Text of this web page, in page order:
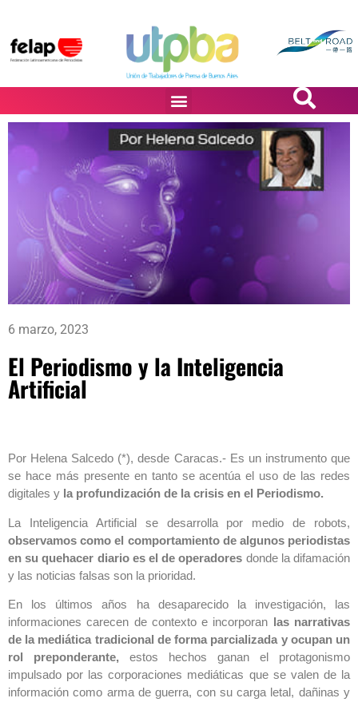
6 marzo, 2023
El Periodismo y la Inteligencia
Artificial
Por Helena Salcedo (*), desde Caracas.- Es un instrumento que
se hace más presente en tanto se acentúa el uso de las redes
digitales y la profundización de la crisis en el Periodismo.
La Inteligencia Artificial se desarrolla por medio de robots,
observamos como el comportamiento de algunos periodistas
en su quehacer diario es el de operadores donde la difamación
y las noticias falsas son la prioridad.
En los últimos años ha desaparecido la investigación, las
informaciones carecen de contexto e incorporan las narrativas
de la mediática tradicional de forma parcializada y ocupan un
rol preponderante, estos hechos ganan el protagonismo
impulsado por las corporaciones mediáticas que se valen de la
información como arma de guerra, con su carga letal, dañinas y